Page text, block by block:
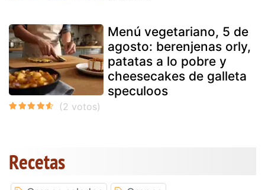
Menú vegetariano, 5 de
agosto: berenjenas orly,
patatas a lo pobre y
cheesecakes de galleta
speculoos
Recetas